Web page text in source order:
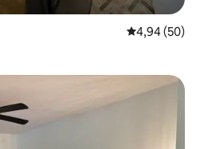
Évaluation
4,94 (50)